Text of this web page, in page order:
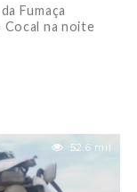
Fumaça
na noite
52.6 mil